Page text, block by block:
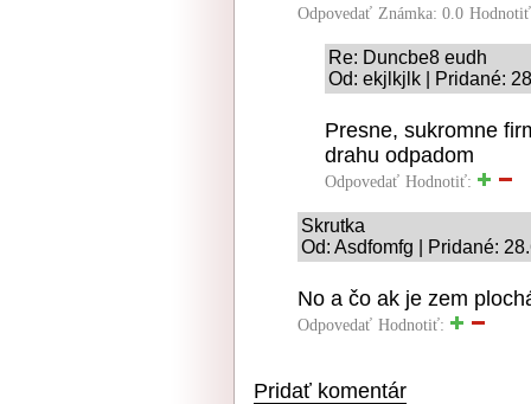
Odpovedať Známka: 0.0
Re: Duncbe8 eudh
Od: ekjlkjlk | Pridané:
Presne, sukromne
drahu odpadom
Odpovedať Hodnotiť:
Skrutka
Od: Asdfomfg | Pridané:
No a čo ak je zem
Odpovedať Hodnotiť:
Pridať komentár